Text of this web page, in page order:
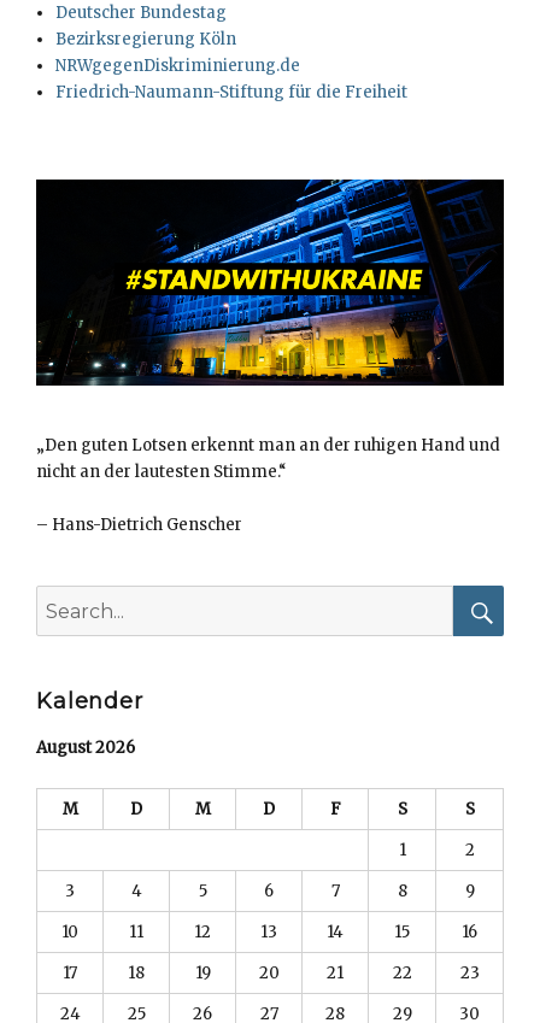
Deutscher Bundestag
Bezirksregierung Köln
NRWgegenDiskriminierung.de
Friedrich-Naumann-Stiftung für die Freiheit
„Den guten Lotsen erkennt man an der ruhigen Hand und
nicht an der lautesten Stimme.“
– Hans-Dietrich Genscher
for:
Kalender
August 2026
M D M D F S
S
1
2
3
4 5 6 7 8
9
10
11 12 13 14 15
16
17
18 19 20 21 22
23
24
25 26 27 28 29 30